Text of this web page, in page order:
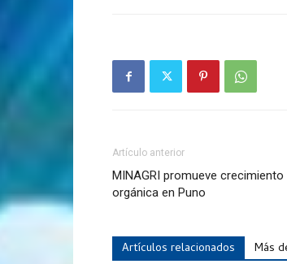
Artículo anterior
MINAGRI promueve
orgánica en Puno
Artículos relacionados Más